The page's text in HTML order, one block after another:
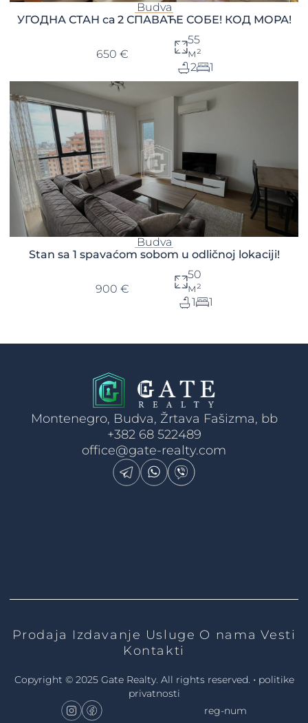
Budva
УГОДНА СТАН са 2 СПАВАЋЕ СОБЕ! КОД МОРА!
650 €
55
м²
2
1
Budva
Stan sa 1 spavaćom sobom u odličnoj lokaciji!
900 €
50
м²
1
1
Montenegro, Budva, Žrtava Fašizma, bb
+382 68 522489
office@gate-realty.com
Prodaja Izdavanje Usluge O nama Vesti
Kontakti
Copyright © 2025 Gate Realty. All rights reserved. • politike
privatnosti
reg-num